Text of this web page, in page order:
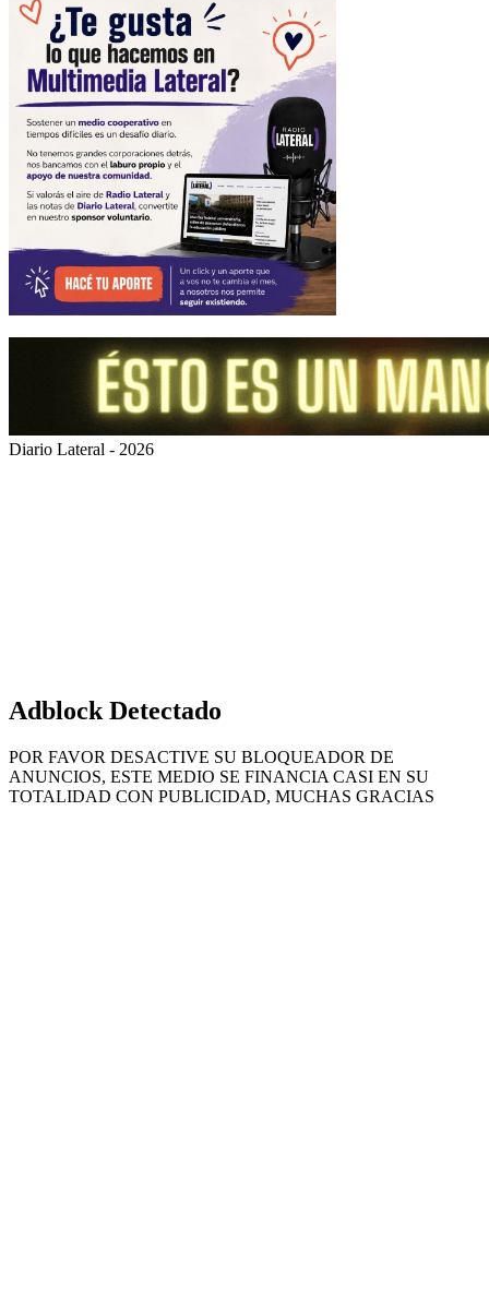
Diario Lateral - 2026
Adblock Detectado
POR FAVOR DESACTIVE SU BLOQUEADOR DE
ANUNCIOS, ESTE MEDIO SE FINANCIA CASI EN SU
TOTALIDAD CON PUBLICIDAD, MUCHAS GRACIAS